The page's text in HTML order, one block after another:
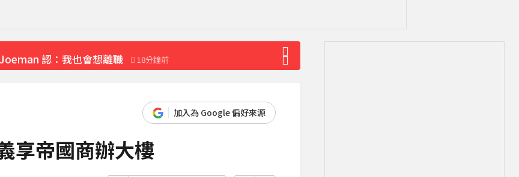
認：我也會想離職
18分鐘前
萬
加入為 Google 偏好來源
享帝國商辦大樓